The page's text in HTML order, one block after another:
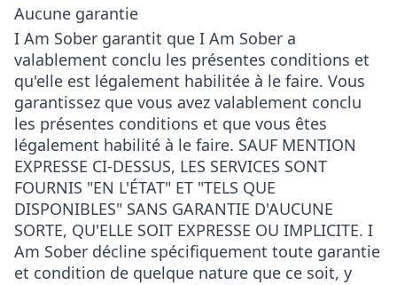
Aucune garantie
I Am Sober garantit que I Am Sober a
valablement conclu les présentes conditions et
qu'elle est légalement habilitée à le faire. Vous
garantissez que vous avez valablement conclu
les présentes conditions et que vous êtes
légalement habilité à le faire. SAUF MENTION
EXPRESSE CI-DESSUS, LES SERVICES SONT
FOURNIS "EN L'ÉTAT" ET "TELS QUE
DISPONIBLES" SANS GARANTIE D'AUCUNE
SORTE, QU'ELLE SOIT EXPRESSE OU IMPLICITE. I
Am Sober décline spécifiquement toute garantie
et condition de quelque nature que ce soit, y